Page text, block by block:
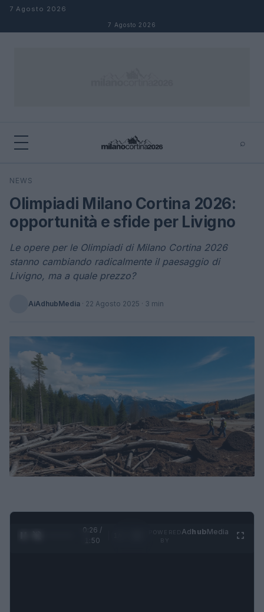
Salta al contenuto
7 Agosto 2026
7 Agosto 2026
⌕
Cerca
NEWS
Olimpiadi Milano Cortina 2026:
opportunità e sfide per Livigno
Le opere per le Olimpiadi di Milano Cortina 2026
stanno cambiando radicalmente il paesaggio di
Livigno, ma a quale prezzo?
AiAdhubMedia · 22 Agosto 2025 · 3 min
0:27 /
1:50
AdhubMedia